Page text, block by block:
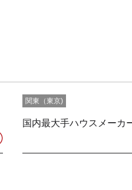
関東（東京)
国内最大手ハウスメー